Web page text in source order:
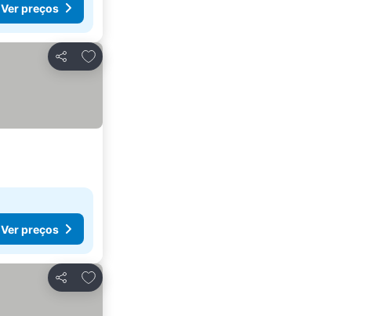
Ver preços
Partilhar
Adicionar aos favoritos
Ver preços
Partilhar
Adicionar aos favoritos